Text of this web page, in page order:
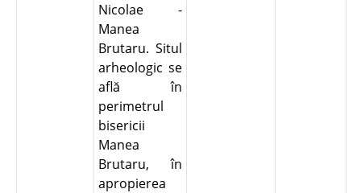
Nicolae -
Manea
Brutaru. Situl
arheologic se
află în
perimetrul
bisericii
Manea
Brutaru, în
apropierea